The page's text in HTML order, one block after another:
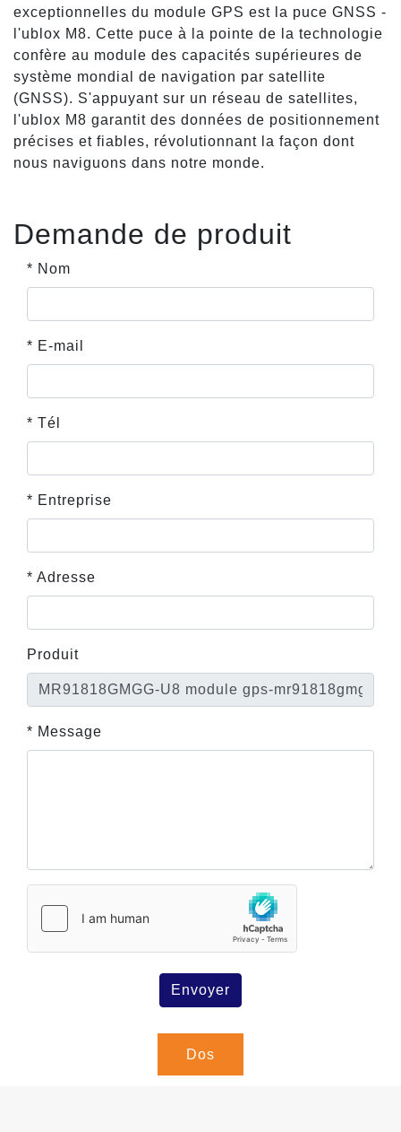
exceptionnelles du module GPS est la puce GNSS -
l'ublox M8. Cette puce à la pointe de la technologie
confère au module des capacités supérieures de
système mondial de navigation par satellite
(GNSS). S'appuyant sur un réseau de satellites,
l'ublox M8 garantit des données de positionnement
précises et fiables, révolutionnant la façon dont
nous naviguons dans notre monde.
Demande de produit
* Nom
* E-mail
* Tél
* Entreprise
* Adresse
Produit
* Message
Envoyer
Dos